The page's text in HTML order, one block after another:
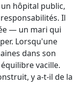
hôpital public,
Il
— un mari qui
Lorsqu'une
dans son
vacille.
y a-t-il de la